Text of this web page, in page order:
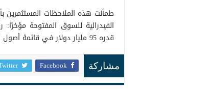
طمأنت هذه الملاحظات المستثمرين
قدره 95 مليار دولار في قائمة أصول الاحتياطي الفيدرالي.
مشاركة Facebook